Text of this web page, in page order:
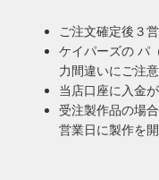
ご注文確定後３
ケイパーズの パ
力間違いにご注
当店口座に入金
受注製作品の場
営業日に製作を